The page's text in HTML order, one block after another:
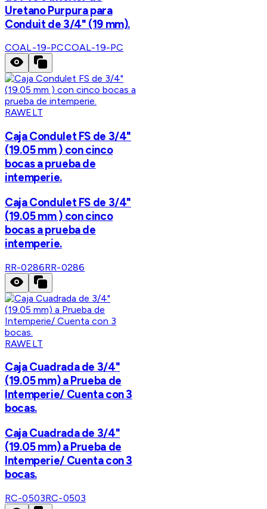
Uretano Purpura para
Conduit de 3/4" (19 mm).
COAL-19-PCCOAL-19-PC
RAWELT
Caja Condulet FS de 3/4"
(19.05 mm ) con cinco
bocas a prueba de
intemperie.
Caja Condulet FS de 3/4"
(19.05 mm ) con cinco
bocas a prueba de
intemperie.
RR-0286RR-0286
RAWELT
Caja Cuadrada de 3/4"
(19.05 mm) a Prueba de
Intemperie/ Cuenta con 3
bocas.
Caja Cuadrada de 3/4"
(19.05 mm) a Prueba de
Intemperie/ Cuenta con 3
bocas.
RC-0503RC-0503